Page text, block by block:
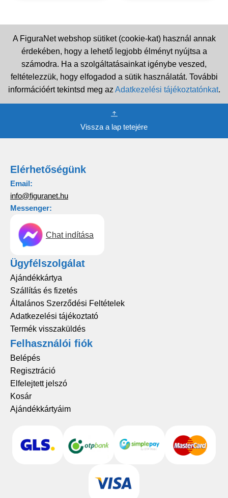
A FiguraNet webshop sütiket (cookie-kat) használ annak
érdekében, hogy a lehető legjobb élményt nyújtsa a
számodra. Ha a szolgáltatásainkat igénybe veszed,
feltételezzük, hogy elfogadod a sütik használatát. További
információért tekintsd meg az Adatkezelési tájékoztatónkat.
Vissza a lap tetejére
Elérhetőségünk
Email:
info@figuranet.hu
Messenger:
Chat indítása
Ügyfélszolgálat
Ajándékkártya
Szállítás és fizetés
Általános Szerződési Feltételek
Adatkezelési tájékoztató
Termék visszaküldés
Felhasználói fiók
Belépés
Regisztráció
Elfelejtett jelszó
Kosár
Ajándékkártyáim